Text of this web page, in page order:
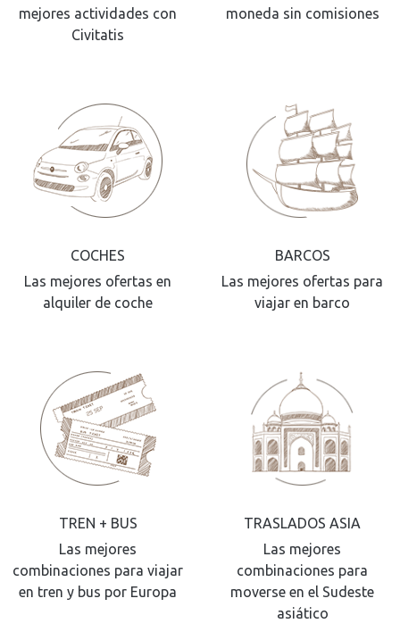
mejores actividades con
Civitatis
moneda sin comisiones
COCHES
Las mejores ofertas en
alquiler de coche
BARCOS
Las mejores ofertas para
viajar en barco
TREN + BUS
Las mejores
combinaciones para viajar
en tren y bus por Europa
TRASLADOS ASIA
Las mejores
combinaciones para
moverse en el Sudeste
asiático